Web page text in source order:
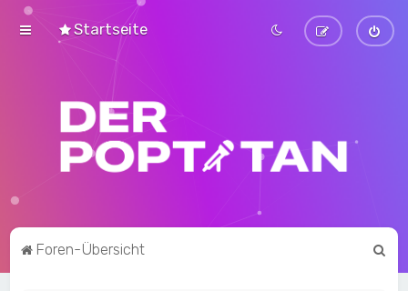
Startseite
Foren-Übersicht